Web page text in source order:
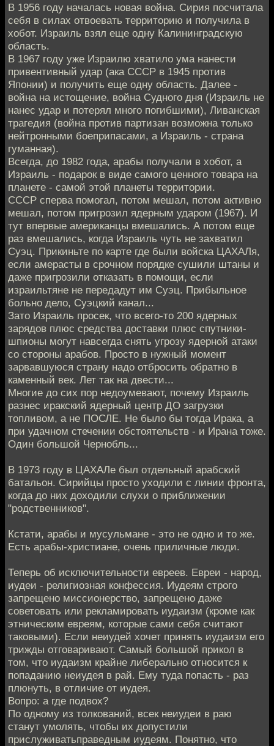
В 1956 году началась новая война. Сирия посчитала
себя в силах отвоевать территорию и получила в
хобот. Израиль взял еще одну Калининградскую
область.
В 1967 году уже Израилю хватило ума нанести
привентивный удар (ака СССР в 1945 против
Японии) и получить еще одну область. Далее -
война на истощение, война Судного дня (Израиль не
нанес удар и потерял много погибшими), Ливанская
трагедия (война против партизан возможна только
нейтронными боеприпасами, а Израиль - страна
гуманная).
Всегда, до 1982 года, арабы получали в хобот, а
Израиль - подарок в виде самого ценного товара на
планете - самой этой планеты территории.
СССР сперва помогал, потом мешал, потом активно
мешал, потом пригрозил ядерным ударом (1967). И
тут впервые американцы вмешались. А потом еще
раз вмешались, когда Израиль чуть не захватил
Суэц. Прикиньте по карте где были войска ЦАХАЛя,
если амерасты в срочном порядке сушили штаны и
даже пригрозили отказать в помощи, если
израильтяне не передадут им Суэц. Прибыльное
больно дело, Суэцкий канал...
Зато Израиль просек, что всего-то 200 ядерных
зарядов плюс средства доставки плюс спутники-
шпионы могут навсегда снять угрозу ядерной атаки
со стороны арабов. Просто в нужный момент
зарвавшуюся страну надо отбросить обратно в
каменный век. Лет так на двести...
Многие до сих пор недоумевают, почему Израиль
разнес иракский ядерный центр ДО загрузки
топливом, а не ПОСЛЕ. Не было бы тогда Ирака, а
при удачном стечении обстоятельств - и Ирана тоже.
Один большой Чернобль...
В 1973 году в ЦАХАЛе был отдельный арабский
батальон. Сирийцы просто уходили с линии фронта,
когда до них доходили слухи о приближении
"родственников".
Кстати, арабы и мусульмане - это не одно и то же.
Есть арабы-христиане, очень приличные люди.
Теперь об исключительности евреев. Евреи - народ,
иудеи - религиозная конфессия. Иудеям строго
запрещено миссионерство, запрещено даже
советовать или рекламировать иудаизм (кроме как
этническим евреям, которые сами себя считают
таковыми). Если неиудей хочет принять иудаизм его
трижды отговаривают. Самый большой прикол в
том, что иудаизм крайне либерально относится к
попаданию неиудея в рай. Ему туда попасть - раз
плюнуть, в отличие от иудея.
Вопро: а где подвох?
По одному из толкований, всек неиудеи в раю
станут умолять, чтобы их допустили
прислуживатьправедным иудеям. Понятно, что